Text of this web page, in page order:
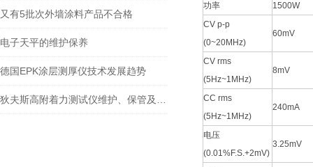
又有5批次外墙涂料产品不合格
电子天平的维护保养
德国EPK涂层测厚仪技术发展趋势
功率
1500W
CV p-p
(0~20MHz)
60mV
CV rms
(5Hz~1MHz)
8mV
CC rms
(5Hz~1MHz)
240mA
电压
(0.01%F.S.+2mV)
3.25mV